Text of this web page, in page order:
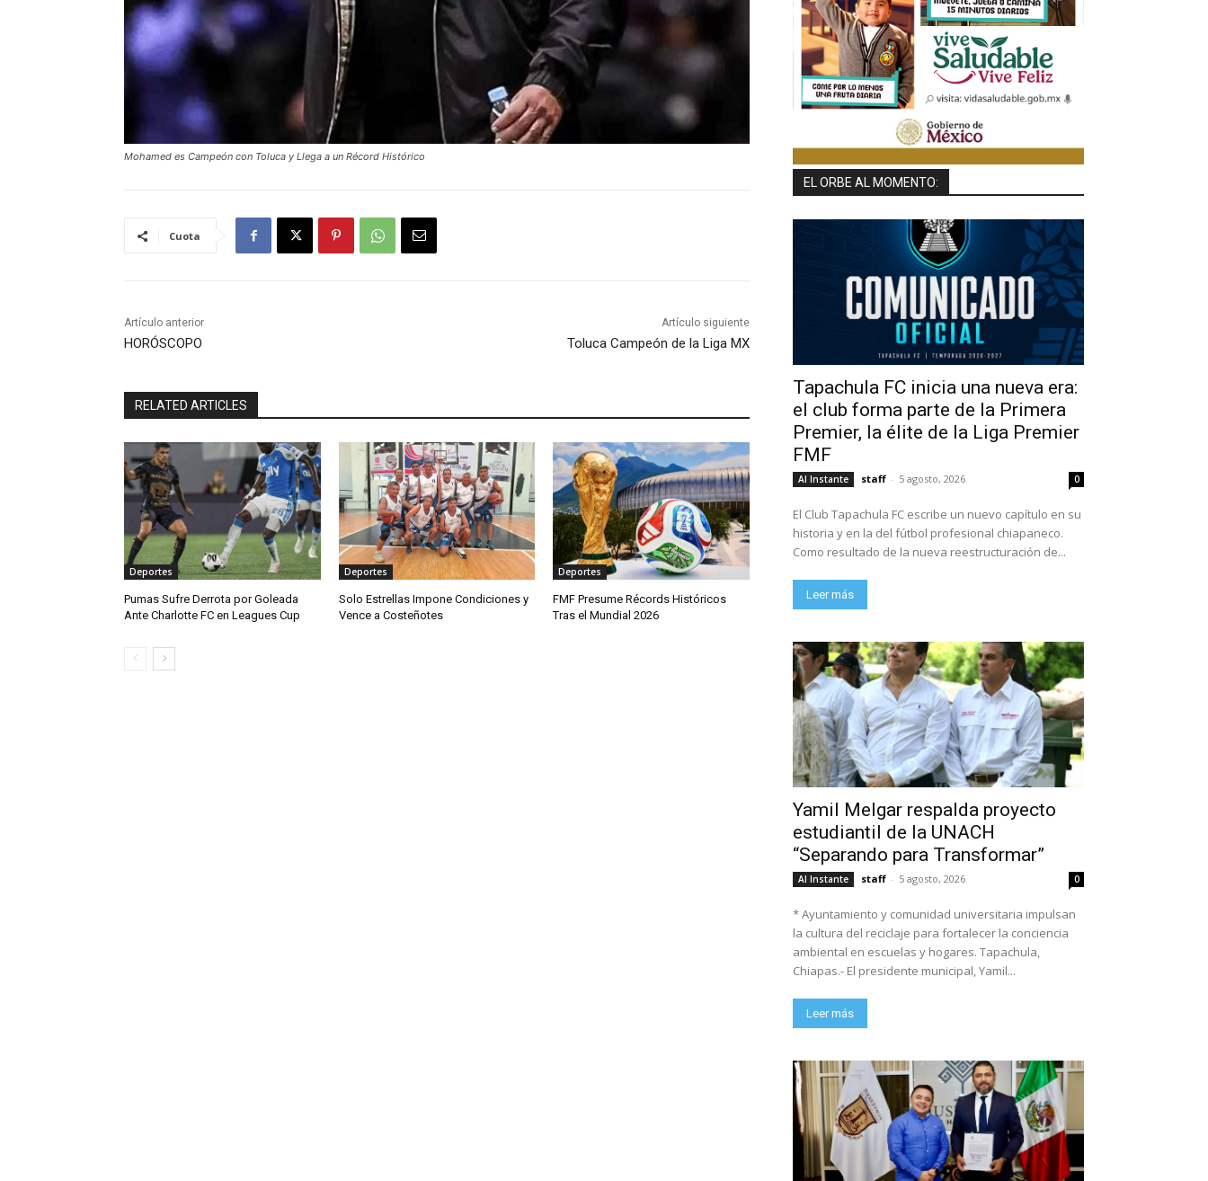
Mohamed es Campeón con Toluca y Llega a un Récord Histórico
Cuota
Artículo anterior
HORÓSCOPO
Artículo siguiente
Toluca Campeón de la Liga MX
RELATED ARTICLES
Deportes
Pumas Sufre Derrota por Goleada
Ante Charlotte FC en Leagues Cup
Deportes
Solo Estrellas Impone Condiciones y
Vence a Costeñotes
Deportes
FMF Presume Récords Históricos
Tras el Mundial 2026
EL ORBE AL MOMENTO:
Tapachula FC inicia una nueva era:
el club forma parte de la Primera
Premier, la élite de la Liga Premier
FMF
Al Instante staff - 5 agosto, 2026 0
El Club Tapachula FC escribe un nuevo capítulo en su
historia y en la del fútbol profesional chiapaneco.
Como resultado de la nueva reestructuración de...
Leer más
Yamil Melgar respalda proyecto
estudiantil de la UNACH
“Separando para Transformar”
Al Instante staff - 5 agosto, 2026 0
* Ayuntamiento y comunidad universitaria impulsan
la cultura del reciclaje para fortalecer la conciencia
ambiental en escuelas y hogares. Tapachula,
Chiapas.- El presidente municipal, Yamil...
Leer más